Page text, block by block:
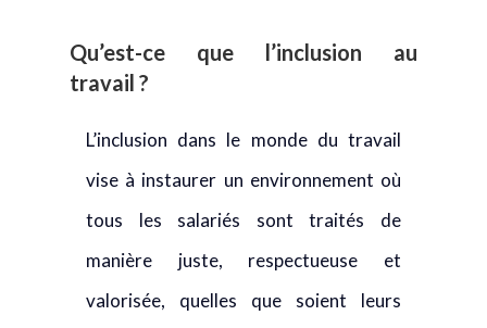
Qu’est-ce que l’inclusion au
travail ?
L’inclusion dans le monde du travail
vise à instaurer un environnement où
tous les salariés sont traités de
manière juste, respectueuse et
valorisée, quelles que soient leurs